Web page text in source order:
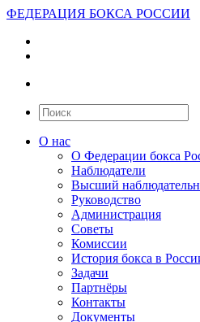
ФЕДЕРАЦИЯ БОКСА РОССИИ
О нас
О Федерации бокса
Наблюдатели
Высший
Руководство
Администрация
Советы
Комиссии
История бокса в
Задачи
Партнёры
Контакты
Документы